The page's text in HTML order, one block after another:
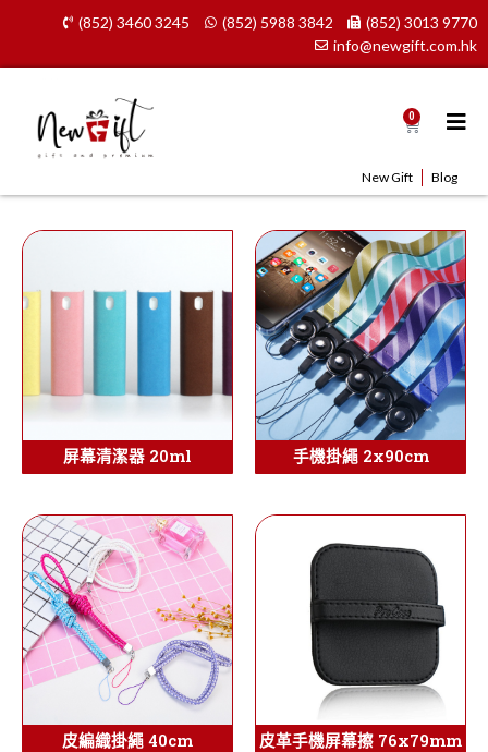
content
(852) 3460 3245 (852) 5988 3842
(852) 3013 9770
info@newgift.com.hk
0 Cart
New Gift Blog
屏幕清潔器 20ml 手機掛繩 2x90cm
皮編織掛繩 40cm 皮革手機屏幕擦 76x79mm